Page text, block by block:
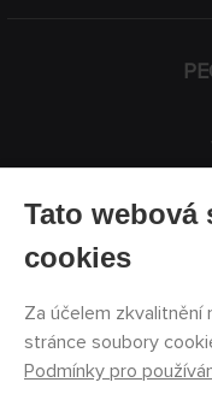
Tato webová
cookies
Za účelem zkvalitnění
stránce soubory
Podmínky pro